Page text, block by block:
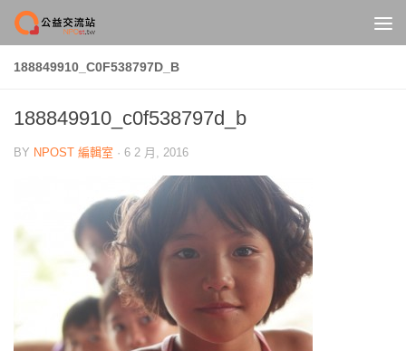
Skip to content
188849910_C0F538797D_B
188849910_c0f538797d_b
BY NPOST 編輯室 · 6 2 月, 2016